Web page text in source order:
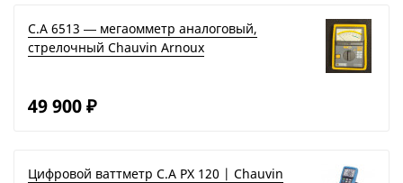
C.A 6513 ― мегаомметр аналоговый,
стрелочный Chauvin Arnoux
49 900 ₽
Цифровой ваттметр C.A PX 120 | Chauvin